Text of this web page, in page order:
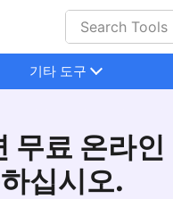
기타 도구
무료 온라인
십시오.